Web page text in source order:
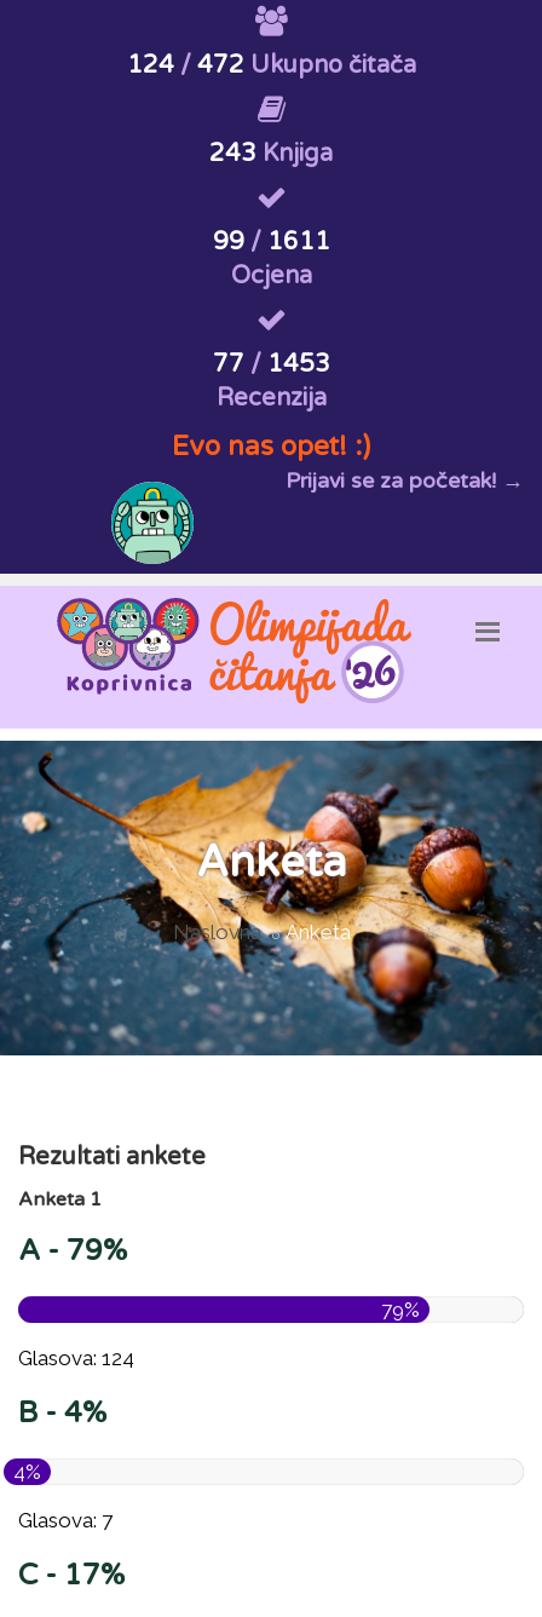
124/ 472 Ukupno čitača
243 Knjiga
99/ 1611
Ocjena
77 / 1453
Recenzija
Evo nas opet! :)
Prijavi se za početak! →
Anketa
Naslovna Anketa
Rezultati ankete
Anketa 1
A - 79%
79%
Glasova: 124
B - 4%
4%
Glasova: 7
C - 17%